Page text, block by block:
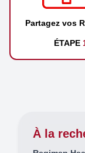
Partagez vos
ÉTAPE
À la